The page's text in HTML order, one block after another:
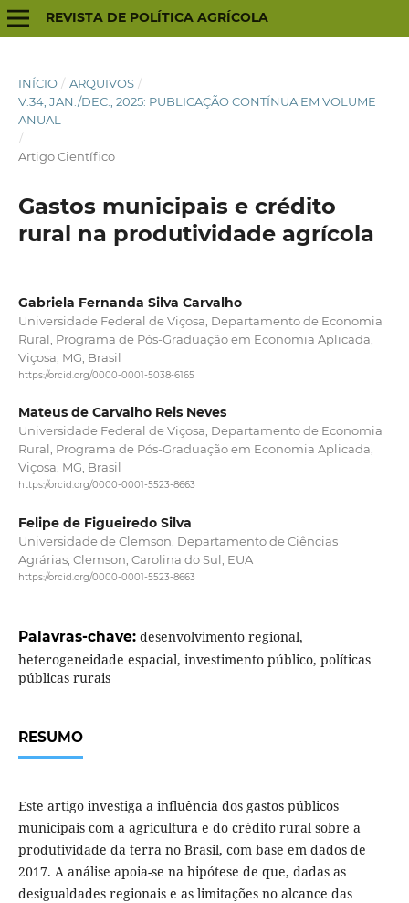
REVISTA DE POLÍTICA AGRÍCOLA
INÍCIO / ARQUIVOS /
V.34, JAN./DEC., 2025: PUBLICAÇÃO CONTÍNUA EM VOLUME
ANUAL
/
Artigo Científico
Gastos municipais e crédito
rural na produtividade agrícola
Gabriela Fernanda Silva Carvalho
Universidade Federal de Viçosa, Departamento de Economia
Rural, Programa de Pós-Graduação em Economia Aplicada,
Viçosa, MG, Brasil
https://orcid.org/0000-0001-5038-6165
Mateus de Carvalho Reis Neves
Universidade Federal de Viçosa, Departamento de Economia
Rural, Programa de Pós-Graduação em Economia Aplicada,
Viçosa, MG, Brasil
https://orcid.org/0000-0001-5523-8663
Felipe de Figueiredo Silva
Universidade de Clemson, Departamento de Ciências
Agrárias, Clemson, Carolina do Sul, EUA
https://orcid.org/0000-0001-5523-8663
Palavras-chave: desenvolvimento regional,
heterogeneidade espacial, investimento público, políticas
públicas rurais
RESUMO
Este artigo investiga a influência dos gastos públicos
municipais com a agricultura e do crédito rural sobre a
produtividade da terra no Brasil, com base em dados de
2017. A análise apoia-se na hipótese de que, dadas as
desigualdades regionais e as limitações no alcance das